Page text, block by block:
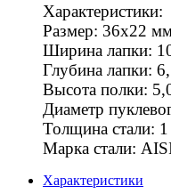
Характеристики:
Размер: 36х22
Ширина лапки:
Глубина лапки:
Высота полки:
Диаметр
Толщина стали:
Марка стали:
Характеристики